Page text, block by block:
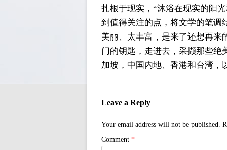
扎根于现实，“沐浴在现实的阳
到值得关注的点，将文学的笔调
美丽、太丰富，是来了还想再来
门的钥匙，走进去，采撷那些绝
加坡，中国内地、香港和台湾，
Leave a Reply
Your email address will not be published.
Comment *